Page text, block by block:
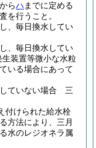
からハ までに定める
を行うこと。
、毎日換水してい
、毎日換水してい
生装置等微小な水粒
いる場合にあって
ていない場合 三
付けられた給水栓
方法により、三月
水のレジオネラ属